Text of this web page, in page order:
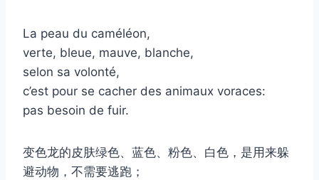
La peau du caméléon,
verte, bleue, mauve, blanche,
selon sa volonté,
c’est pour se cacher des animaux voraces:
pas besoin de fuir.
变色龙的皮肤绿色、蓝色、粉色、白色，是用来躲
避动物，不需要逃跑；